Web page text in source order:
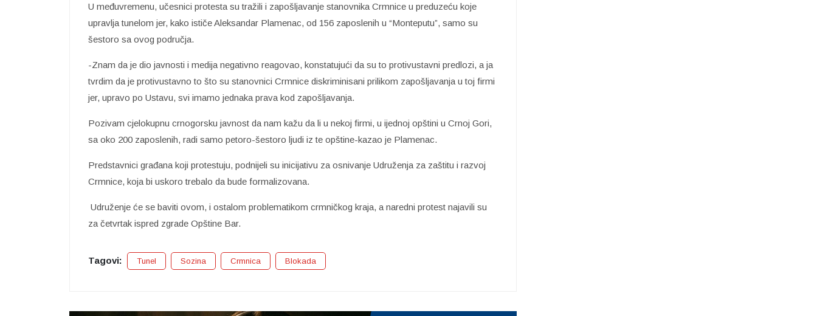
U međuvremenu, učesnici protesta su tražili i zapošljavanje stanovnika Crmnice u preduzeću koje
upravlja tunelom jer, kako ističe Aleksandar Plamenac, od 156 zaposlenih u “Monteputu”, samo su
šestoro sa ovog područja.
-Znam da je dio javnosti i medija negativno reagovao, konstatujući da su to protivustavni predlozi, a ja
tvrdim da je protivustavno to što su stanovnici Crmnice diskriminisani prilikom zapošljavanja u toj firmi
jer, upravo po Ustavu, svi imamo jednaka prava kod zapošljavanja.
Pozivam cjelokupnu crnogorsku javnost da nam kažu da li u nekoj firmi, u ijednoj opštini u Crnoj Gori,
sa oko 200 zaposlenih, radi samo petoro-šestoro ljudi iz te opštine-kazao je Plamenac.
Predstavnici građana koji protestuju, podnijeli su inicijativu za osnivanje Udruženja za zaštitu i razvoj
Crmnice, koja bi uskoro trebalo da bude formalizovana.
Udruženje će se baviti ovom, i ostalom problematikom crmničkog kraja, a naredni protest najavili su
za četvrtak ispred zgrade Opštine Bar.
Tagovi: Tunel Sozina Crmnica Blokada